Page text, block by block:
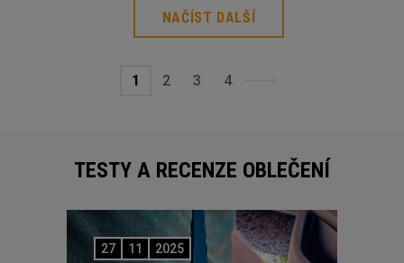
NAČÍST DALŠÍ
1 2 3 4
TESTY A RECENZE OBLEČENÍ
27 11 2025